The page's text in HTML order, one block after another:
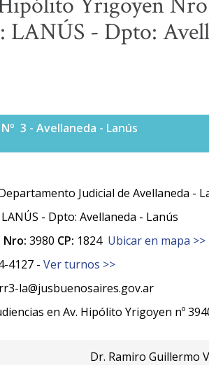
- Dpto:
3 - Avellaneda - Lanús
Judicial de Avellaneda -
- Dpto: Avellaneda - Lanús
Nro: 3980 CP: 1824 Ubicar en mapa >>
4127 - Ver turnos >>
la@jusbuenosaires.gov.ar
en Av. Hipólito Yrigoyen nº
Dr. Ramiro Guillermo